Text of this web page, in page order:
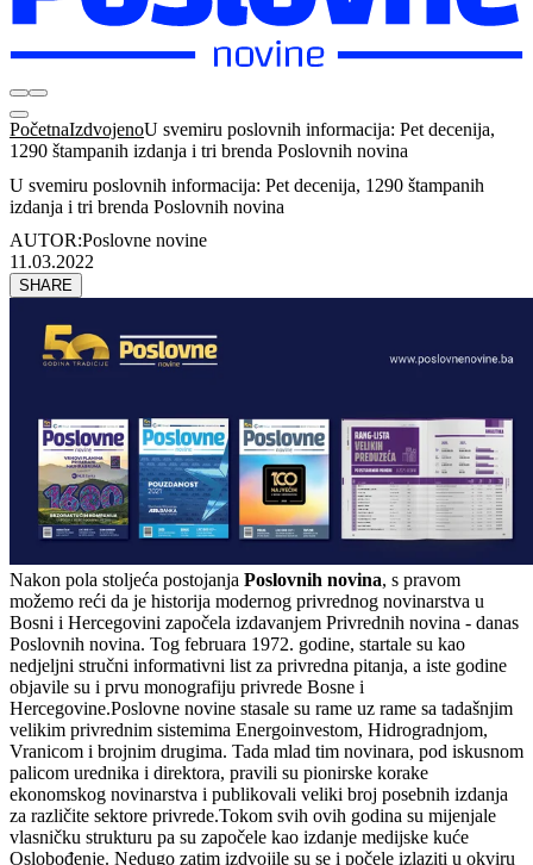
PočetnaIzdvojenoU svemiru poslovnih informacija: Pet decenija,
1290 štampanih izdanja i tri brenda Poslovnih novina
U svemiru poslovnih informacija: Pet decenija, 1290 štampanih
izdanja i tri brenda Poslovnih novina
AUTOR:Poslovne novine
11.03.2022
SHARE
Nakon pola stoljeća postojanja Poslovnih novina, s pravom
možemo reći da je historija modernog privrednog novinarstva u
Bosni i Hercegovini započela izdavanjem Privrednih novina - danas
Poslovnih novina. Tog februara 1972. godine, startale su kao
nedjeljni stručni informativni list za privredna pitanja, a iste godine
objavile su i prvu monografiju privrede Bosne i
Hercegovine.Poslovne novine stasale su rame uz rame sa tadašnjim
velikim privrednim sistemima Energoinvestom, Hidrogradnjom,
Vranicom i brojnim drugima. Tada mlad tim novinara, pod iskusnom
palicom urednika i direktora, pravili su pionirske korake
ekonomskog novinarstva i publikovali veliki broj posebnih izdanja
za različite sektore privrede.Tokom svih ovih godina su mijenjale
vlasničku strukturu pa su započele kao izdanje medijske kuće
Oslobođenje. Nedugo zatim izdvojile su se i počele izlaziti u okviru